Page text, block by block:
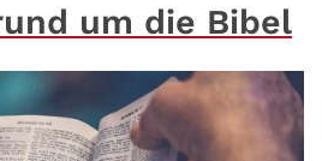
um die Bibel